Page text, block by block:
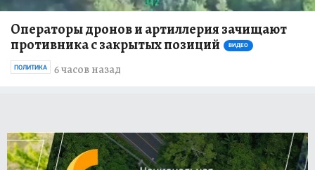
Операторы дронов и артиллерия зачищают
противника с закрытых позиций
ВИДЕО
6 часов назад
ПОЛИТИКА